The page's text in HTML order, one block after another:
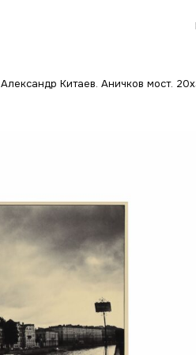
Александр Китаев. Аничков мост.